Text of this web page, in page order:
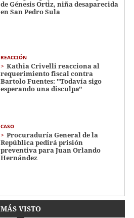
de Génesis Ortiz, niña desaparecida
en San Pedro Sula
REACCIÓN
Kathia Crivelli reacciona al
requerimiento fiscal contra
Bartolo Fuentes: "Todavía sigo
esperando una disculpa"
CASO
Procuraduría General de la
República pedirá prisión
preventiva para Juan Orlando
Hernández
MÁS VISTO